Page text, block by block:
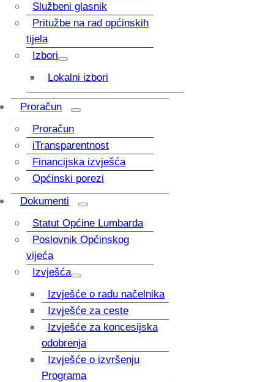
Službeni glasnik
Pritužbe na rad općinskih
tijela
Izbori
Lokalni izbori
Proračun
Proračun
iTransparentnost
Financijska izvješća
Općinski porezi
Dokumenti
Statut Općine Lumbarda
Poslovnik Općinskog
vijeća
Izvješća
Izvješće o radu načelnika
Izvješće za ceste
Izvješće za koncesijska
odobrenja
Izvješće o izvršenju
Programa